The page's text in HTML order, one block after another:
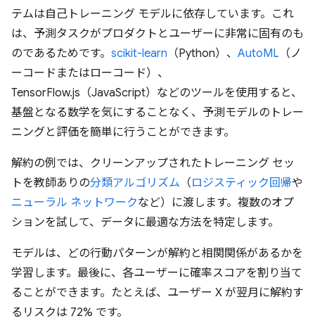
テムは自己トレーニング モデルに依存しています。これ
は、予測タスクがプロダクトとユーザーに非常に固有のも
のであるためです。 scikit-learn （Python）、 AutoML （ノ
ーコードまたはローコード）、
TensorFlow.js（JavaScript）などのツールを使用すると、
基盤となる数学を気にすることなく、予測モデルのトレー
ニングと評価を簡単に行うことができます。
解約の例では、クリーンアップされたトレーニング セッ
トを教師ありの分類アルゴリズム （ロジスティック回帰や
ニューラル ネットワークなど）に渡します。複数のオプ
ションを試して、データに最適な方法を特定します。
モデルは、どの行動パターンが解約と相関関係があるかを
学習します。最後に、各ユーザーに確率スコアを割り当て
ることができます。たとえば、ユーザー X が翌月に解約す
るリスクは 72% です。